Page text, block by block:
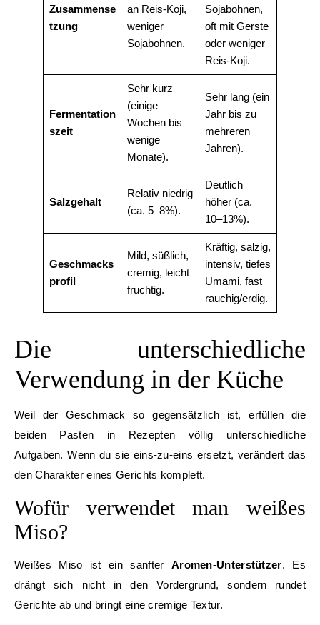
Zusammense
tzung
an Reis-Koji,
weniger
Sojabohnen.
Sojabohnen,
oft mit Gerste
oder weniger
Reis-Koji.
Fermentation
szeit
Sehr kurz
(einige
Wochen bis
wenige
Monate).
Sehr lang (ein
Jahr bis zu
mehreren
Jahren).
Salzgehalt
Relativ niedrig
(ca. 5–8%).
Deutlich
höher (ca.
10–13%).
Geschmacks
profil
Mild, süßlich,
cremig, leicht
fruchtig.
Kräftig, salzig,
intensiv, tiefes
Umami, fast
rauchig/erdig.
Die unterschiedliche
Verwendung in der Küche
Weil der Geschmack so gegensätzlich ist, erfüllen die
beiden Pasten in Rezepten völlig unterschiedliche
Aufgaben. Wenn du sie eins-zu-eins ersetzt, verändert das
den Charakter eines Gerichts komplett.
Wofür verwendet man weißes
Miso?
Weißes Miso ist ein sanfter Aromen-Unterstützer. Es
drängt sich nicht in den Vordergrund, sondern rundet
Gerichte ab und bringt eine cremige Textur.